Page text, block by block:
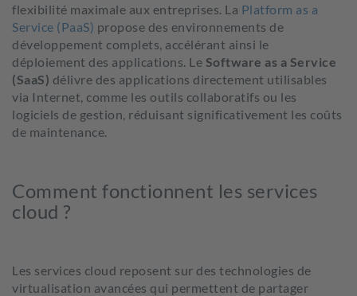
flexibilité maximale aux entreprises. La Platform as a
Service (PaaS) propose des environnements de
développement complets, accélérant ainsi le
déploiement des applications. Le Software as a Service
(SaaS) délivre des applications directement utilisables
via Internet, comme les outils collaboratifs ou les
logiciels de gestion, réduisant significativement les coûts
de maintenance.
Comment fonctionnent les services
cloud ?
Les services cloud reposent sur des technologies de
virtualisation avancées qui permettent de partager